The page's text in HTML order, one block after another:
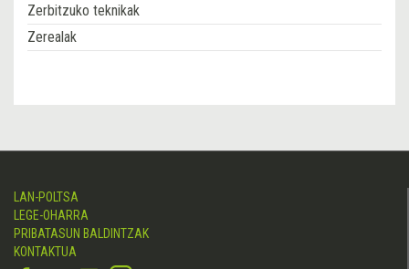
Zerbitzuko teknikak
Zerealak
LAN-POLTSA
LEGE-OHARRA
PRIBATASUN BALDINTZAK
KONTAKTUA